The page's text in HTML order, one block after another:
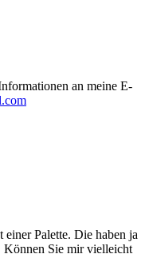
an meine E-
einer Palette. Die haben ja
Können Sie mir vielleicht